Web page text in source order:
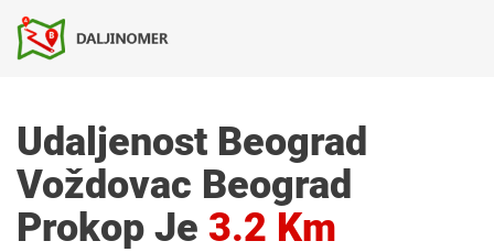
Udaljenost Beograd
Voždovac Beograd
Prokop Je 3.2 Km